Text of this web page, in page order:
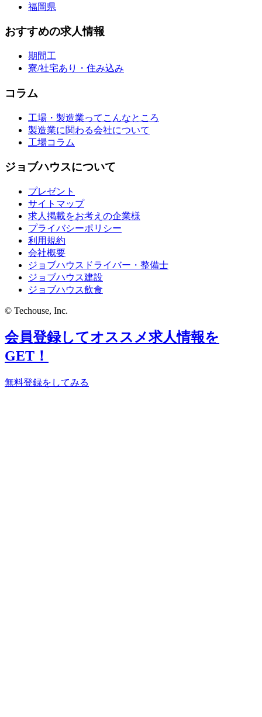
福岡県
おすすめの求人情報
期間工
寮/社宅あり・住み込み
コラム
工場・製造業ってこんなところ
製造業に関わる会社について
工場コラム
ジョブハウスについて
プレゼント
サイトマップ
求人掲載をお考えの企業様
プライバシーポリシー
利用規約
会社概要
ジョブハウスドライバー・整備士
ジョブハウス建設
ジョブハウス飲食
© Techouse, Inc.
会員登録してオススメ求人情報を
GET！
無料登録をしてみる